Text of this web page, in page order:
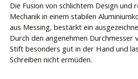
Die Fusion von schlichtem Design und
Mechanik in einem stabilen
aus Messing, bestärkt ein
Durch den angenehmen
Stift besonders gut in der Hand und
Schreiben nicht ermüden.